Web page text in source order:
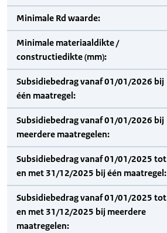
Minimale Rd waarde:
Minimale materiaaldikte /
constructiedikte (mm):
Subsidiebedrag vanaf 01/01/2026 bij
één maatregel:
Subsidiebedrag vanaf 01/01/2026 bij
meerdere maatregelen:
Subsidiebedrag vanaf 01/01/2025 tot
en met 31/12/2025 bij één maatregel:
Subsidiebedrag vanaf 01/01/2025 tot
en met 31/12/2025 bij meerdere
maatregelen: